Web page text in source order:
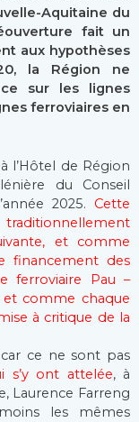
Aquitaine du
fait un
aux hypothèses
la Région ne
sur les lignes
ferroviaires en
l’Hôtel de Région
du Conseil
2025. Cette
et comme
financement des
ferroviaire Pau –
et comme chaque
à critique de la
ce ne sont pas
s’y ont attelée, à
Laurence Farreng
les mêmes